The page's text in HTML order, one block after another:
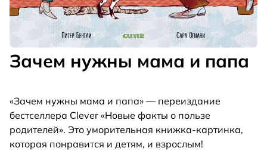
Зачем нужны мама и папа
«Зачем нужны мама и папа» — переиздание
бестселлера Clever «Новые факты о пользе
родителей». Это уморительная книжка-картинка,
которая понравится и детям, и взрослым!